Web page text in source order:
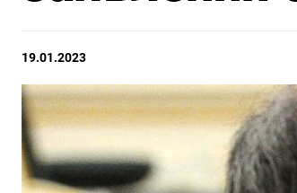
19.01.2023